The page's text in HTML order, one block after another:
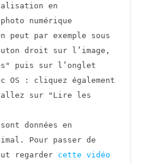
en
numérique
peut par exemple sous
droit sur l’image,
puis sur l’onglet
OS : cliquez également
allez sur "Lire les
données en
Pour passer de
regarder cette vidéo